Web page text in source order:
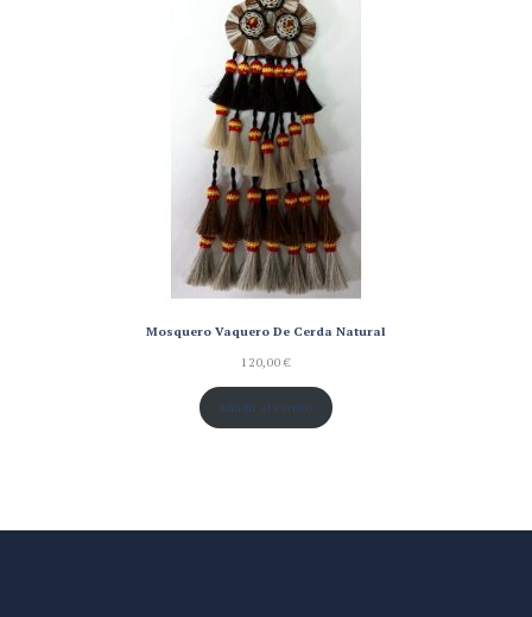
Mosquero Vaquero De Cerda Natural
120,00€
Añadir al carrito